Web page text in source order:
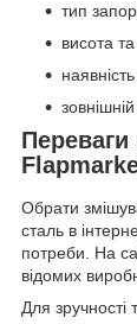
тип
висота
Переваги
Обрати
сталь в
потреби. На
відомих
Для